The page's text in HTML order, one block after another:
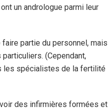
un andrologue parmi leur
partie du personnel, mais
particuliers. (Cependant,
les spécialistes de la fertilité
des infirmières formées et